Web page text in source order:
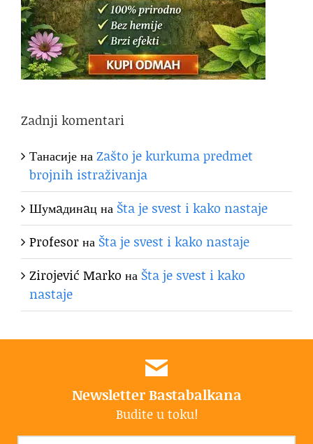
Zadnji komentari
ТанасијенаZašto je kurkuma predmet
brojnih istraživanja
Шумaдинaцна Šta je svest i kako nastaje
Profesorна Šta je svest i kako nastaje
Zirojević Marko на Šta je svest i kako
nastaje
Newsletter Bastabalkana
Budite u toku!